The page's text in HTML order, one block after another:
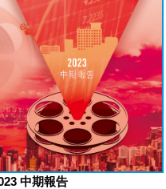
中期報告